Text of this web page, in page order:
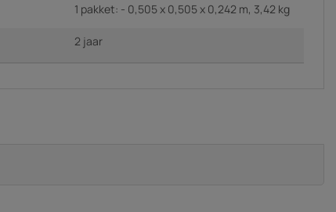
1 pakket: - 0,505 x 0,505 x 0,242 m, 3,42 kg
2 jaar